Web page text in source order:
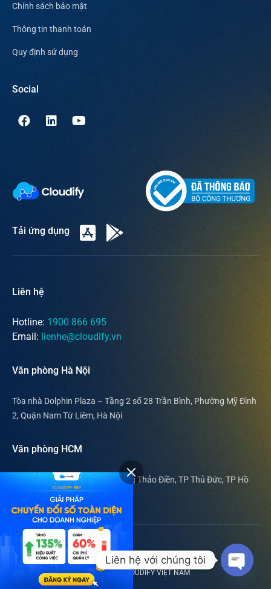
Chính sách bảo mật
Thông tin thanh toán
Quy định sử dụng
Social
Tải ứng dụng
Liên hệ
Hotline: 1900 866 695
Email: lienhe@cloudify.vn
Văn phòng Hà Nội
Tòa nhà Dolphin Plaza – Tầng 2 số 28 Trần Bình, Phường Mỹ Đình
2, Quận Nam Từ Liêm, Hà Nội
Văn phòng HCM
169 Nguyễn Văn Hưởng, phường Thảo Điền, TP Thủ Đức, TP Hồ
Chí Minh
© 2019 - 2024 Cloudify ERP.
CÔNG TY CỔ PHẦN CÔNG NGHỆ CLOUDIFY VIỆT NAM
Liên hệ với chúng tôi